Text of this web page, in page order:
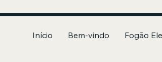
Início Bem-vindo Fogão